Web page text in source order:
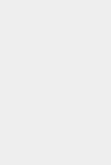
el fin de medir y mejorar el
Pueden ser establecidas por
estas cookies algunos de nuestros